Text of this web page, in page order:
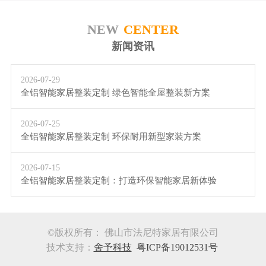
NEW CENTER
新闻资讯
2026-07-29
全铝智能家居整装定制 绿色智能全屋整装新方案
2026-07-25
全铝智能家居整装定制 环保耐用新型家装方案
2026-07-15
全铝智能家居整装定制：打造环保智能家居新体验
©版权所有： 佛山市法尼特家居有限公司
技术支持： 舍予科技 粤ICP备19012531号